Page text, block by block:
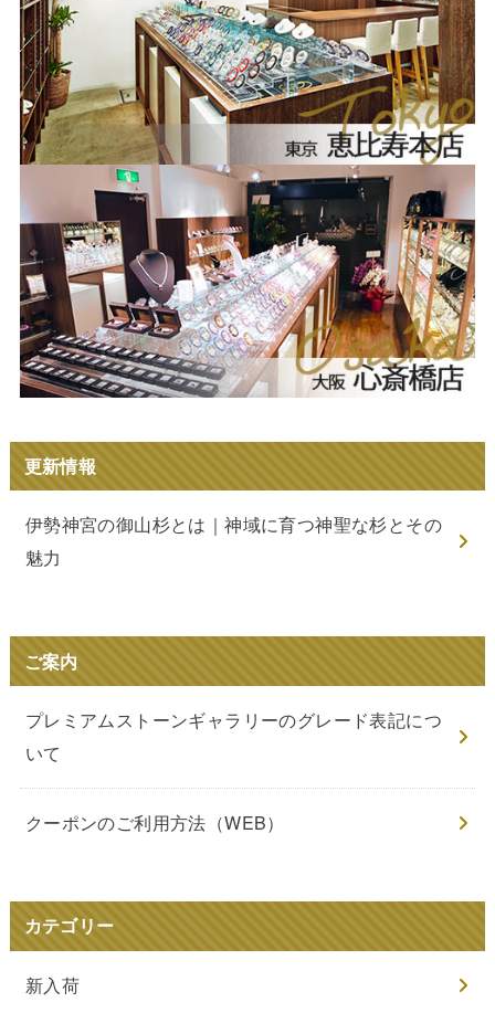
更新情報
伊勢神宮の御山杉とは｜神域に育つ神聖な杉とその
魅力
ご案内
プレミアムストーンギャラリーのグレード表記につ
いて
クーポンのご利用方法（WEB）
カテゴリー
新入荷